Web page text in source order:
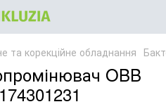
та корекційне обладнання
OBB